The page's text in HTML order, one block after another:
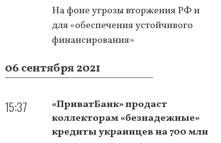
На фоне угрозы вторжения РФ и
для «обеспечения устойчивого
финансирования»
06 сентября 2021
15:37
«ПриватБанк» продаст
коллекторам «безнадежные»
кредиты украинцев на 700 млн